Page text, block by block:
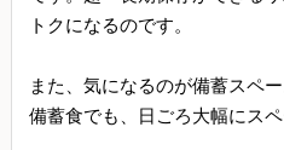
トクになるのです。
また、気になるのが備蓄スペ
備蓄食でも、日ごろ大幅にス